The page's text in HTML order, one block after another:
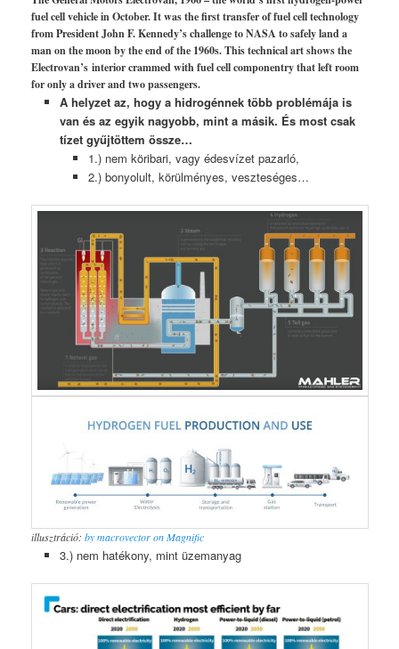
fuel cell vehicle in October. It was the first transfer of fuel cell technology
from President John F. Kennedy’s challenge to NASA to safely land a
man on the moon by the end of the 1960s. This technical art shows the
Electrovan’s interior crammed with fuel cell componentry that left room
for only a driver and two passengers.
A helyzet az, hogy a hidrogénnek több problémája is
van és az egyik nagyobb, mint a másik. És most csak
tízet gyűjtöttem össze…
1.) nem köribari, vagy édesvízet pazarló,
2.) bonyolult, körülményes, veszteséges…
illusztráció: by macrovector on Magnific
3.) nem hatékony, mint üzemanyag